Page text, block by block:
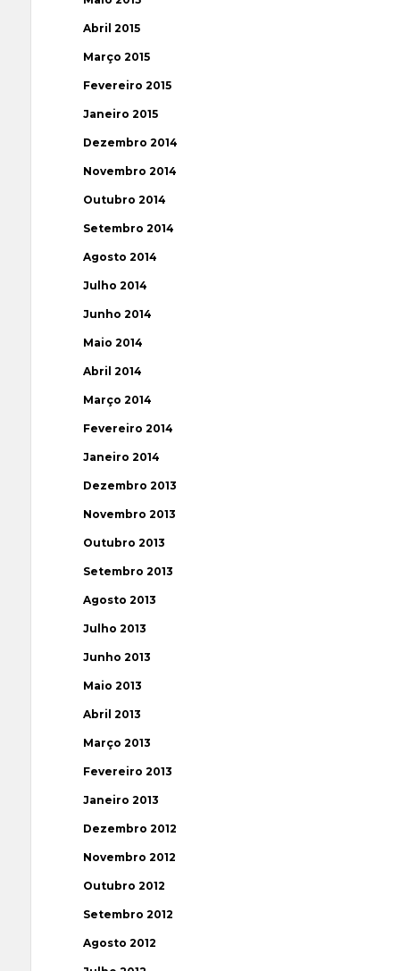
Abril 2015
Março 2015
Fevereiro 2015
Janeiro 2015
Dezembro 2014
Novembro 2014
Outubro 2014
Setembro 2014
Agosto 2014
Julho 2014
Junho 2014
Maio 2014
Abril 2014
Março 2014
Fevereiro 2014
Janeiro 2014
Dezembro 2013
Novembro 2013
Outubro 2013
Setembro 2013
Agosto 2013
Julho 2013
Junho 2013
Maio 2013
Abril 2013
Março 2013
Fevereiro 2013
Janeiro 2013
Dezembro 2012
Novembro 2012
Outubro 2012
Setembro 2012
Agosto 2012